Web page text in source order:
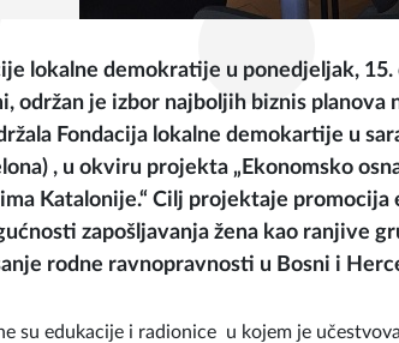
lokalne demokratije u ponedjeljak,
održan je izbor najboljih biznis planova
Fondacija lokalne demokartije u
, u okviru projekta „Ekonomsko
Katalonije.“ Cilj projektaje promocija
zapošljavanja žena kao ranjive
rodne ravnopravnosti u Bosni i
su edukacije i radionice u kojem je